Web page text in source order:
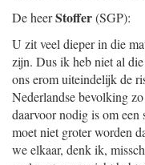
De heerStoffer(SGP):
U zit veel dieper in die
zijn. Dus ik heb niet al
ons erom uiteindelijk de
Nederlandse bevolking
daarvoor nodig is om een
moet niet groter worden
we elkaar, denk ik,